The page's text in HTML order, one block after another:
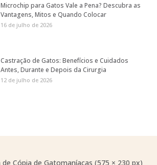
Microchip para Gatos Vale a Pena? Descubra as
Vantagens, Mitos e Quando Colocar
16 de julho de 2026
Castração de Gatos: Benefícios e Cuidados
Antes, Durante e Depois da Cirurgia
12 de julho de 2026